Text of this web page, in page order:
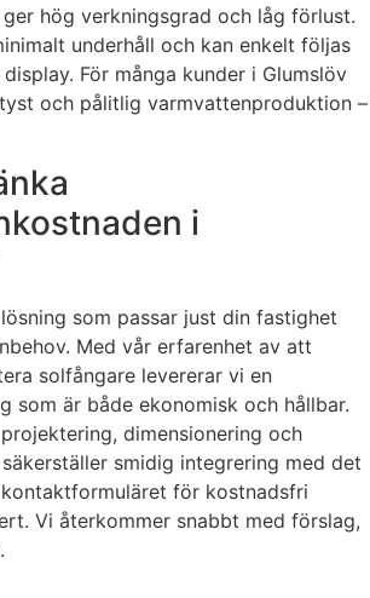
hög verkningsgrad och låg förlust.
underhåll och kan enkelt följas
För många kunder i Glumslöv
och pålitlig varmvattenproduktion –
i
som passar just din fastighet
Med vår erfarenhet av att
solfångare levererar vi en
som är både ekonomisk och hållbar.
dimensionering och
smidig integrering med det
för kostnadsfri
Vi återkommer snabbt med förslag,